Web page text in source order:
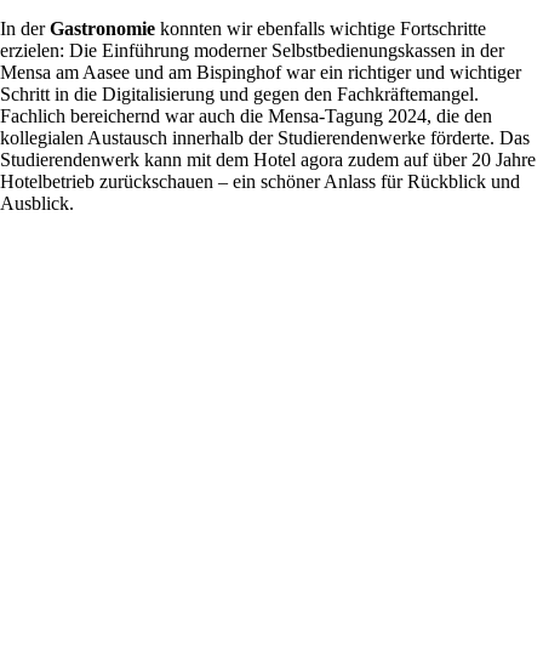
In derGastronomie konnten wir ebenfalls wichtige Fortschritte
erzielen: Die Einführung moderner Selbstbedienungskassen in der
Mensa am Aasee und am Bispinghof war ein richtiger und wichtiger
Schritt in die Digitalisierung und gegen den Fachkräftemangel.
Fachlich bereichernd war auch die Mensa-Tagung 2024, die den
kollegialen Austausch innerhalb der Studierendenwerke förderte. Das
Studierendenwerk kann mit dem Hotel agora zudem auf über 20 Jahre
Hotelbetrieb zurückschauen – ein schöner Anlass für Rückblick und
Ausblick.